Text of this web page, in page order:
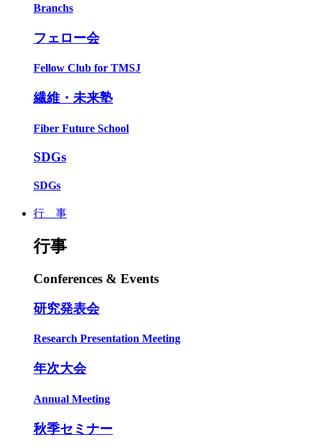
Branchs
フェロー会
Fellow Club for TMSJ
繊維・未来塾
Fiber Future School
SDGs
SDGs
行 事
行事
Conferences & Events
研究発表会
Research Presentation Meeting
年次大会
Annual Meeting
秋季セミナー